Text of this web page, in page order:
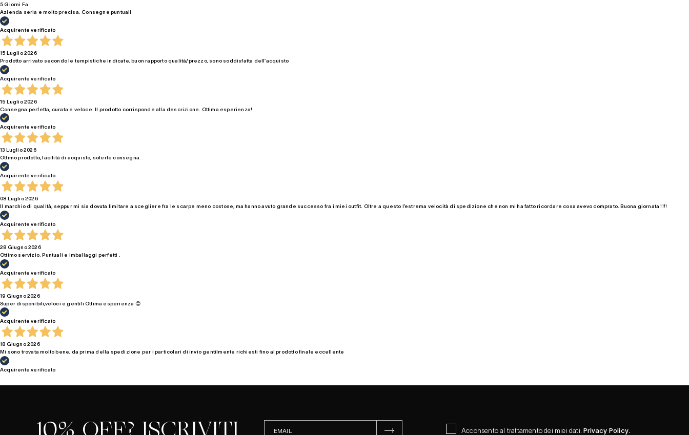
5 Giorni Fa
Azienda seria e molto precisa. Consegne puntuali
Acquirente verificato
15 Luglio 2026
Prodotto arrivato secondo le tempistiche indicate, buon rapporto qualità/prezzo, sono soddisfatta dell’acquisto
Acquirente verificato
15 Luglio 2026
Consegna perfetta, curata e veloce. Il prodotto corrisponde alla descrizione. Ottima esperienza!
Acquirente verificato
13 Luglio 2026
Ottimo prodotto, facilità di acquisto, solerte consegna.
Acquirente verificato
08 Luglio 2026
Il marchio di qualità, seppur mi sia dovuta limitare a scegliere fra le scarpe meno costose, ma hanno avuto grande successo fra i miei outfit. Oltre a questo l’estrema velocità di spedizione che non mi ha fatto ricordare cosa avevo comprato. Buona giornata !!!!
Acquirente verificato
28 Giugno 2026
Ottimo servizio. Puntuali e imballaggi perfetti .
Acquirente verificato
19 Giugno 2026
Super disponibili,veloci e gentili Ottima esperienza 😊
Acquirente verificato
18 Giugno 2026
Mi sono trovata molto bene, da prima della spedizione per i particolari di invio gentilmente richiesti fino al prodotto finale eccellente
Acquirente verificato
ISCRIVITI Acconsento al trattamento dei miei dati.Privacy Policy.